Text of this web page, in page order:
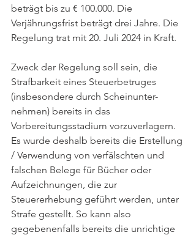
beträgt bis zu € 100.000. Die
Verjährungsfrist beträgt drei Jahre. Die
Regelung trat mit 20. Juli 2024 in Kraft.
Zweck der Regelung soll sein, die
Strafbarkeit eines Steuerbetruges
(insbesondere durch Scheinunter-
nehmen) bereits in das
Vorbereitungsstadium vorzuverlagern.
Es wurde deshalb bereits die Erstellung
/ Verwendung von verfälschten und
falschen Belege für Bücher oder
Aufzeichnungen, die zur
Steuererhebung geführt werden, unter
Strafe gestellt. So kann also
gegebenenfalls bereits die unrichtige